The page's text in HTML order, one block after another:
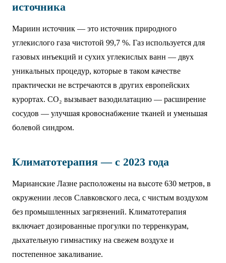
источника
Мариин источник — это источник природного
углекислого газа чистотой 99,7 %. Газ используется для
газовых инъекций и сухих углекислых ванн — двух
уникальных процедур, которые в таком качестве
практически не встречаются в других европейских
курортах. CO₂ вызывает вазодилатацию — расширение
сосудов — улучшая кровоснабжение тканей и уменьшая
болевой синдром.
Климатотерапия — с 2023 года
Марианские Лазне расположены на высоте 630 метров, в
окружении лесов Славковского леса, с чистым воздухом
без промышленных загрязнений. Климатотерапия
включает дозированные прогулки по терренкурам,
дыхательную гимнастику на свежем воздухе и
постепенное закаливание.